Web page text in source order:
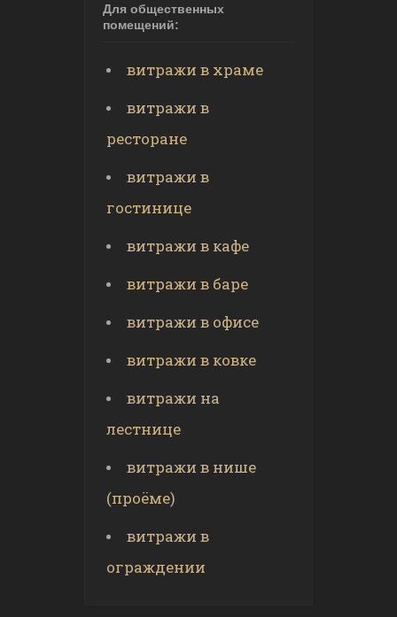
Для общественных
помещений:
витражи в храме
витражи в
ресторане
витражи в
гостинице
витражи в кафе
витражи в баре
витражи в офисе
витражи в ковке
витражи на
лестнице
витражи в нише
(проёме)
витражи в
ограждении